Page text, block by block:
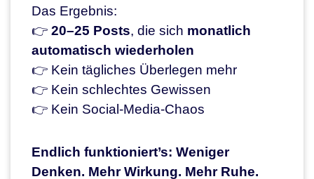
Das Ergebnis:
👉 20–25 Posts, die sich monatlich
automatisch wiederholen
👉 Kein tägliches Überlegen mehr
👉 Kein schlechtes Gewissen
👉 Kein Social-Media-Chaos
Endlich funktioniert’s: Weniger
Denken. Mehr Wirkung. Mehr Ruhe.